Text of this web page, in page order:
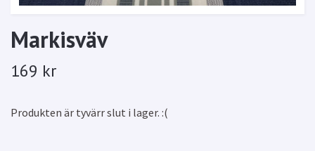
Markisväv
169 kr
Produkten är tyvärr slut i lager. :(